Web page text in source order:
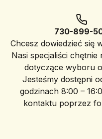
730-899-
Chcesz dowiedzieć się
Nasi specjaliści
dotyczące wyboru
Jesteśmy dostępni
godzinach 8:00 –
kontaktu poprzez